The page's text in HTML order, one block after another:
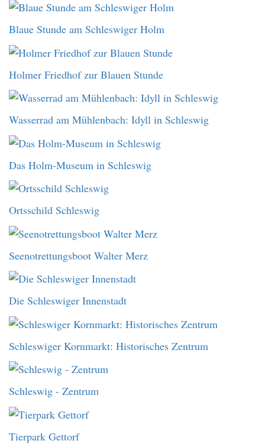
Blaue Stunde am Schleswiger Holm
Holmer Friedhof zur Blauen Stunde
Wasserrad am Mühlenbach: Idyll in Schleswig
Das Holm-Museum in Schleswig
Ortsschild Schleswig
Seenotrettungsboot Walter Merz
Die Schleswiger Innenstadt
Schleswiger Kornmarkt: Historisches Zentrum
Schleswig - Zentrum
Tierpark Gettorf